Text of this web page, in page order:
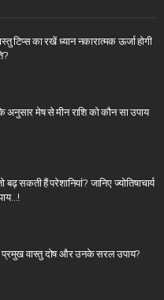
टिप्स का रखें ध्यान नकारात्मक ऊर्जा होगी
मेष से मीन राशि को कौन सा उपाय
सकती हैं परेशानियां? जानिए ज्योतिषाचार्य
प्रमुख वास्तु दोष और उनके सरल उपाय?